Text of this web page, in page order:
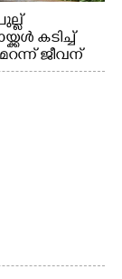
കടിച്ച്
ജീവന്